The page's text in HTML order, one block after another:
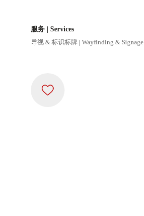
服务 | Services
导视 & 标识标牌 | Wayfinding & Signage